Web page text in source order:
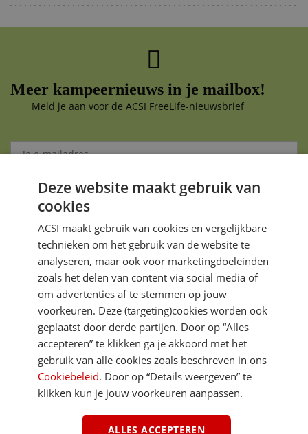
Meer kampeernieuws in je mailbox!
Meld je aan voor de ACSI FreeLife-nieuwsbrief
Aanmelden
Je gegevens zijn veilig en worden niet gedeeld met anderen
DIRECT NAAR
MEER ACSI FREELIFE
Deze website maakt gebruik van
cookies
ACSI maakt gebruik van cookies en vergelijkbare
technieken om het gebruik van de website te
analyseren, maar ook voor marketingdoeleinden
zoals het delen van content via social media of
om advertenties af te stemmen op jouw
voorkeuren. Deze (targeting)cookies worden ook
geplaatst door derde partijen. Door op “Alles
accepteren” te klikken ga je akkoord met het
gebruik van alle cookies zoals beschreven in ons
Cookiebeleid. Door op “Details weergeven” te
klikken kun je jouw voorkeuren aanpassen.
ALLES ACCEPTEREN